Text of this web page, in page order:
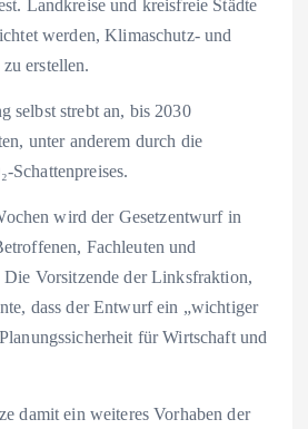
Landkreise und kreisfreie Städte
werden, Klimaschutz- und
erstellen.
selbst strebt an, bis 2030
unter anderem durch die
Schattenpreises.
wird der Gesetzentwurf in
Fachleuten und
Die Vorsitzende der Linksfraktion,
dass der Entwurf ein „wichtiger
für Wirtschaft und
damit ein weiteres Vorhaben der